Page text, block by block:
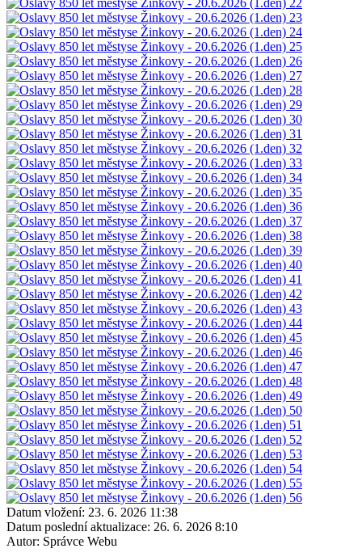
Datum vložení: 23. 6. 2026 11:38
Datum poslední aktualizace: 26. 6. 2026 8:10
Autor: Správce Webu